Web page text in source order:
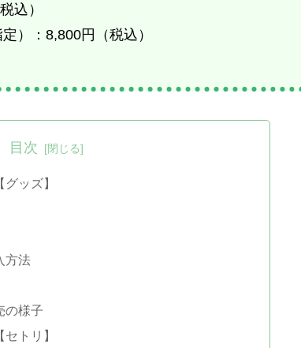
込）
）：8,800円（税込）
目次
ッズ】
方法
の様子
トリ】